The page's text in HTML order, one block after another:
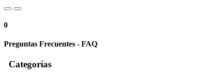
0
Preguntas Frecuentes - FAQ
Categorías